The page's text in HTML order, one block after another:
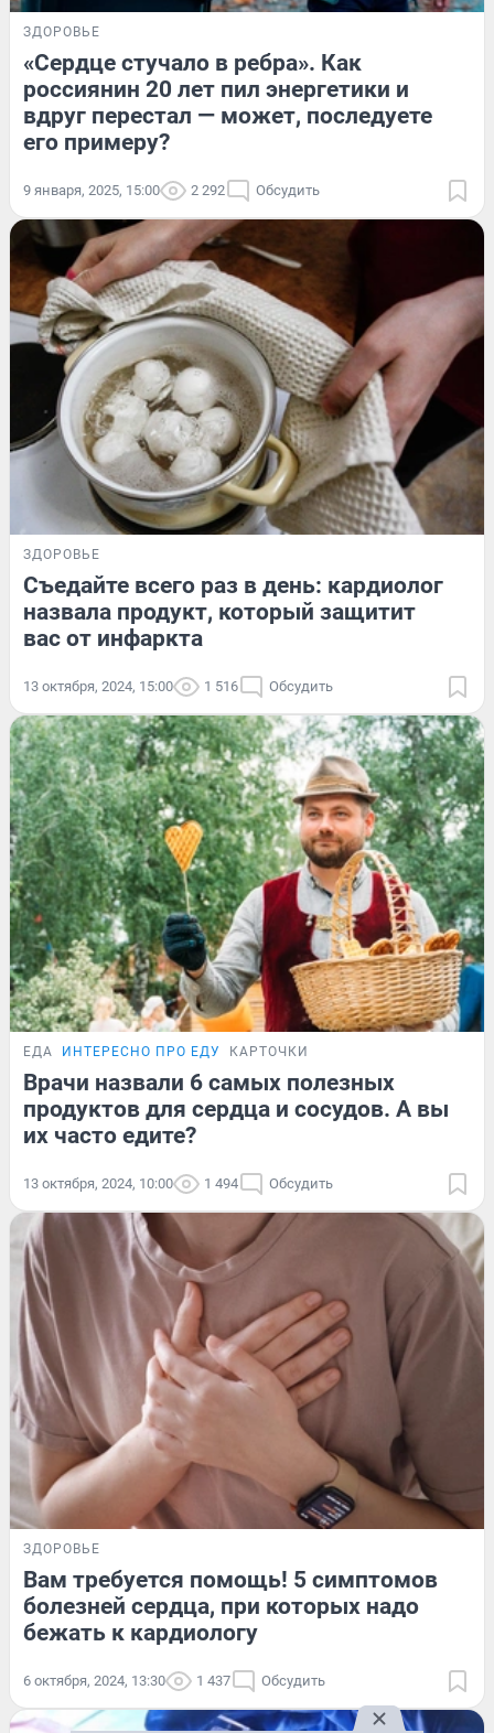
ЗДОРОВЬЕ
«Сердце стучало в ребра». Как
россиянин 20 лет пил энергетики и
вдруг перестал — может, последуете
его примеру?
9 января, 2025, 15:00 2 292 Обсудить
ЗДОРОВЬЕ
Съедайте всего раз в день: кардиолог
назвала продукт, который защитит
вас от инфаркта
13 октября, 2024, 15:00 1 516 Обсудить
ЕДА ИНТЕРЕСНО ПРО ЕДУ КАРТОЧКИ
Врачи назвали 6 самых полезных
продуктов для сердца и сосудов. А вы
их часто едите?
13 октября, 2024, 10:00 1 494 Обсудить
ЗДОРОВЬЕ
Вам требуется помощь! 5 симптомов
болезней сердца, при которых надо
бежать к кардиологу
6 октября, 2024, 13:30 1 437 Обсудить